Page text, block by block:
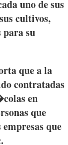
unodesus
suscultivos,
parasu
quea la
contratadas
en
que
empresasque